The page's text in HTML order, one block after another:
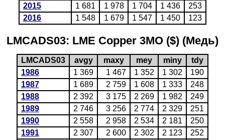
2015
1 681 1 978 1 704 1 436
253
2016
1 548 1 679 1 547 1 450 123
LMCADS03: LME Copper 3MO ($) (Медь)
LMCADS03 avgy maxy mey miny
tdy
1986
1 369 1 467 1 352 1 302
190
1987
1 689 2 759 1 608 1 333
248
1988
2 392 3 175 2 269 1 982
249
1989
2 746 3 256 2 774 2 329
251
1990
2 558 2 958 2 534 2 181
250
1991
2 307 2 600 2 302 2 123
252